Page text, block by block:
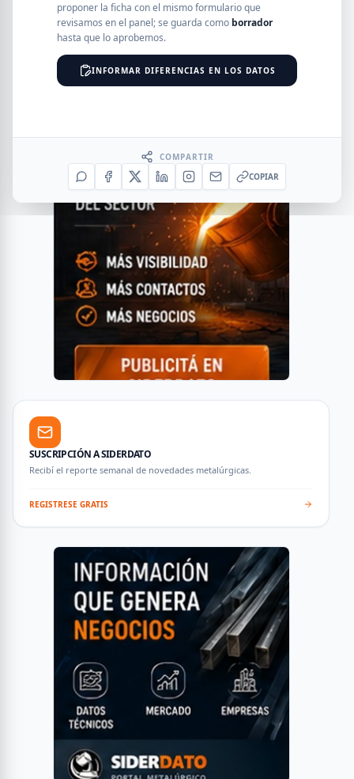
SUSCRIPCIÓN A SIDERDATO
Recibí el reporte semanal de novedades metalúrgicas.
REGISTRESE GRATIS
proponer la ficha con el mismo formulario que
revisamos en el panel; se guarda como borrador
hasta que lo aprobemos.
INFORMAR DIFERENCIAS EN LOS DATOS
COMPARTIR
COPIAR